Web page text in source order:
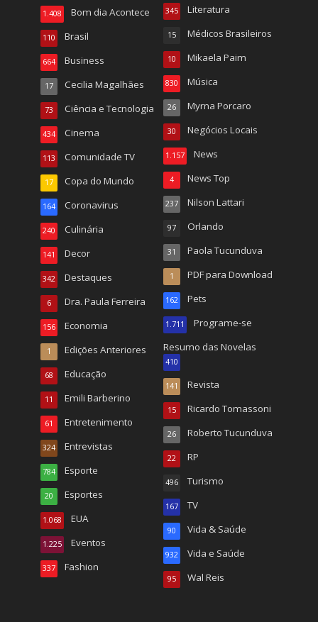
Bom dia Acontece
1.408
Brasil
110
Business
664
Cecilia Magalhães
17
Ciência e Tecnologia
73
Cinema
434
Comunidade TV
113
Copa do Mundo
17
Coronavirus
164
Culinária
240
Decor
141
Destaques
342
Dra. Paula Ferreira
6
Economia
156
Edições Anteriores
1
Educação
68
Emili Barberino
11
Entretenimento
61
Entrevistas
324
Esporte
784
Esportes
20
EUA
1.068
Eventos
1.225
Fashion
337
Literatura
345
Médicos Brasileiros
15
Mikaela Paim
10
Música
830
Myrna Porcaro
26
Negócios Locais
30
News
1.157
News Top
4
Nilson Lattari
237
Orlando
97
Paola Tucunduva
31
PDF para Download
1
Pets
162
Programe-se
1.711
Resumo das Novelas
410
Revista
141
Ricardo Tomassoni
15
Roberto Tucunduva
26
RP
22
Turismo
496
TV
167
Vida & Saúde
90
Vida e Saúde
932
Wal Reis
95